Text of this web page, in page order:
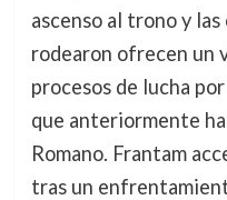
ascenso al trono y
rodearon ofrecen un
procesos de lucha
que anteriormente
Romano. Frantam
tras un